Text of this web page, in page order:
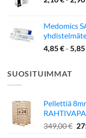
Medomics
4,85€- 5,85
SUOSITUIMMAT
Pellettiä
349,00€